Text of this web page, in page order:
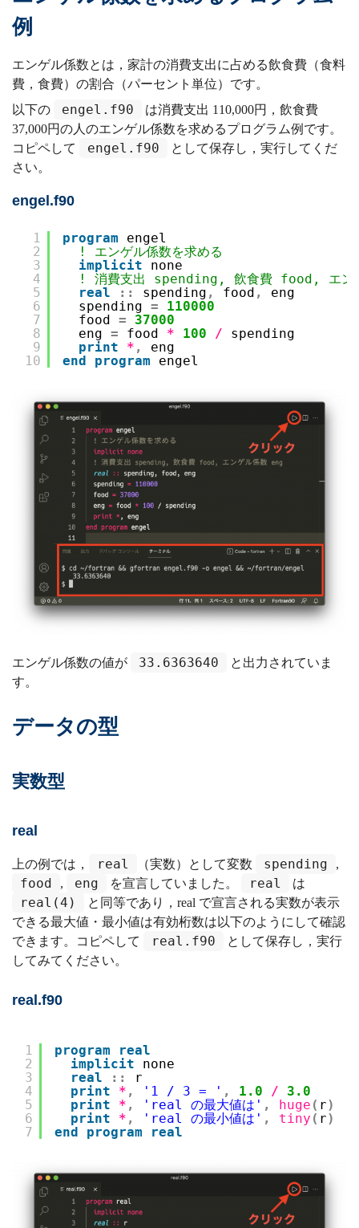
例
エンゲル係数とは，家計の消費支出に占める飲食費（食料
費，食費）の割合（パーセント単位）です。
以下の
engel.f90
は消費支出 110,000円，飲食費
37,000円の人のエンゲル係数を求めるプログラム例です。
コピペして
engel.f90
として保存し，実行してくだ
さい。
engel.f90
1
2
3
4
5
6
7
8
9
10
program
engel
! エンゲル係数を求める
implicit
none
! 消費支出 spending, 飲食費 food, エン
real
:: spending , food ,
eng
spending =
110000
food =
37000
eng = food * 100 /
spending
print
* ,
eng
end
program engel
エンゲル係数の値が 33.6363640
と出力されていま
す。
データの型
実数型
real
上の例では， real （実数）として変数 spending ,
food , eng を宣言していました。 real は
real(4)
と同等であり，real で宣言される実数が表示
できる最大値・最小値は有効桁数は以下のようにして確認
できます。コピペして
real.f90
として保存し，実行
してみてください。
real.f90
1
2
3
4
5
6
7
program
real
implicit
none
real
::
r
print
* , '1 / 3 = ' , 1.0 /
3.0
print
* , 'real の最大値は' , huge ( r)
print
* , 'real の最小値は' , tiny ( r)
end
program real